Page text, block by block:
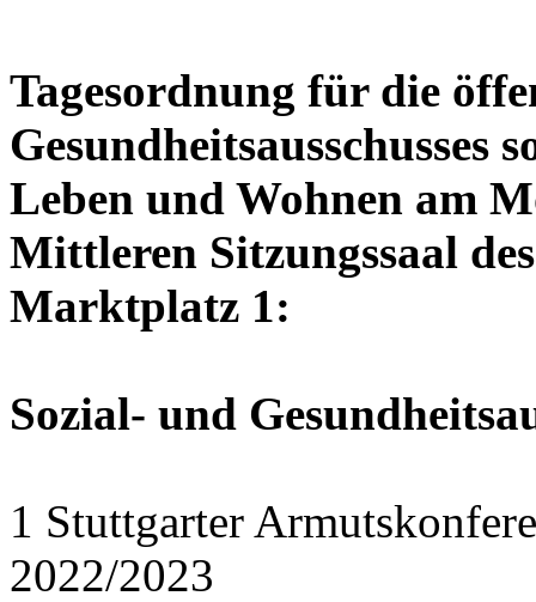
Tagesordnung für die
Gesundheitsausschusses
Leben und Wohnen am
Mittleren Sitzungssaal
Marktplatz 1:
Sozial- und
1 Stuttgarter
2022/2023